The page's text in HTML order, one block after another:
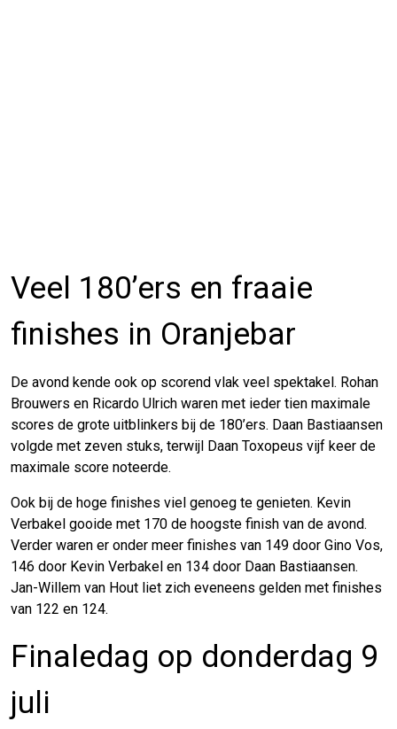
Veel 180’ers en fraaie
finishes in Oranjebar
De avond kende ook op scorend vlak veel spektakel. Rohan
Brouwers en Ricardo Ulrich waren met ieder tien maximale
scores de grote uitblinkers bij de 180’ers. Daan Bastiaansen
volgde met zeven stuks, terwijl Daan Toxopeus vijf keer de
maximale score noteerde.
Ook bij de hoge finishes viel genoeg te genieten. Kevin
Verbakel gooide met 170 de hoogste finish van de avond.
Verder waren er onder meer finishes van 149 door Gino Vos,
146 door Kevin Verbakel en 134 door Daan Bastiaansen.
Jan-Willem van Hout liet zich eveneens gelden met finishes
van 122 en 124.
Finaledag op donderdag 9
juli